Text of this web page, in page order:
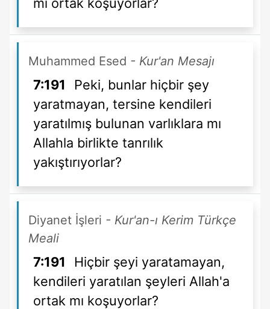
Muhammed Esed - Kur'an Mesajı
7:191
Peki, bunlar hiçbir şey
yaratmayan, tersine kendileri
yaratılmış bulunan varlıklara mı
Allahla birlikte tanrılık
yakıştırıyorlar?
Diyanet İşleri - Kur'an-ı Kerim Türkçe
Meali
7:191
Hiçbir şeyi yaratamayan,
kendileri yaratılan şeyleri Allah'a
ortak mı koşuyorlar?